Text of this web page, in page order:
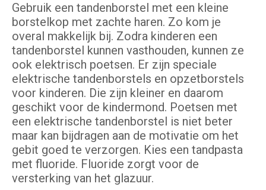
Gebruik een tandenborstel met een kleine
borstelkop met zachte haren. Zo kom je
overal makkelijk bij. Zodra kinderen een
tandenborstel kunnen vasthouden, kunnen ze
ook elektrisch poetsen. Er zijn speciale
elektrische tandenborstels en opzetborstels
voor kinderen. Die zijn kleiner en daarom
geschikt voor de kindermond. Poetsen met
een elektrische tandenborstel is niet beter
maar kan bijdragen aan de motivatie om het
gebit goed te verzorgen. Kies een tandpasta
met fluoride. Fluoride zorgt voor de
versterking van het glazuur.